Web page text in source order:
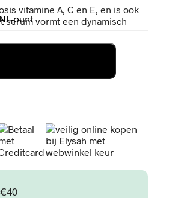
punt
vitamine A, C en E, en is ook
vormt een dynamisch